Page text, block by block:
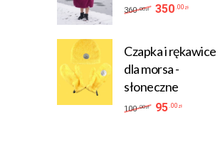
360.00zł 350.00 zł
Czapka i rękawice
dla morsa -
słoneczne
100.00zł 95 .00 zł